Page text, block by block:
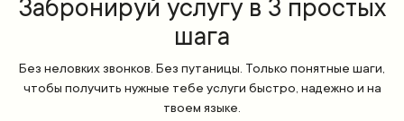
Забронируй услугу в 3 простых
шага
Без неловких звонков. Без путаницы. Только понятные шаги,
чтобы получить нужные тебе услуги быстро, надежно и на
твоем языке.